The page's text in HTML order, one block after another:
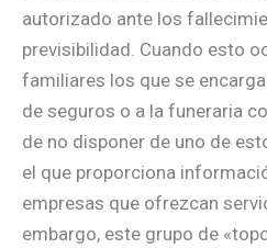
autorizado ante los
previsibilidad. Cuando esto
familiares los que se
de seguros o a la funeraria
de no disponer de uno de
el que proporciona
empresas que ofrezcan
embargo, este grupo de